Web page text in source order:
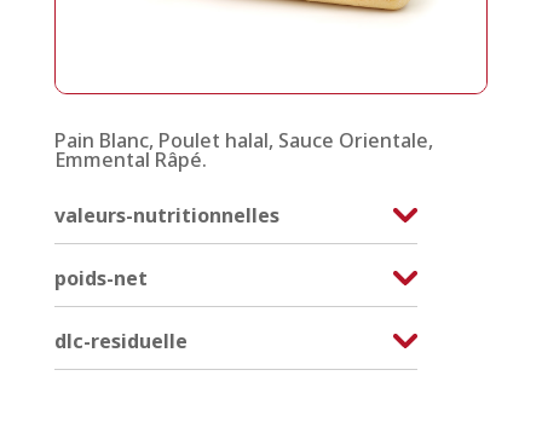
Pain Blanc, Poulet halal, Sauce Orientale,
Emmental Râpé.
valeurs-nutritionnelles
poids-net
dlc-residuelle